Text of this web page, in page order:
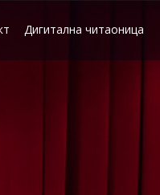
Дигитална читаоница